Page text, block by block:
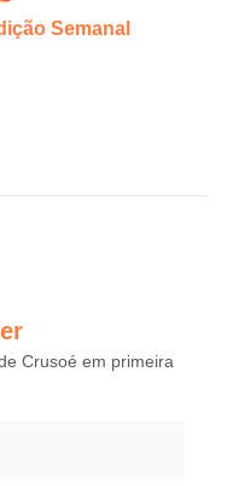
Semanal
Crusoé em primeira